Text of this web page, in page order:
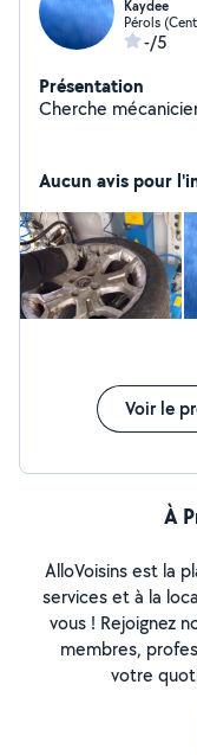
Kaydee
Pérols
-/5
Présentation
Cherche
Aucun avis pour
Voir le
À
AlloVoisins est la
services et à la
vous ! Rejoignez
membres,
votre